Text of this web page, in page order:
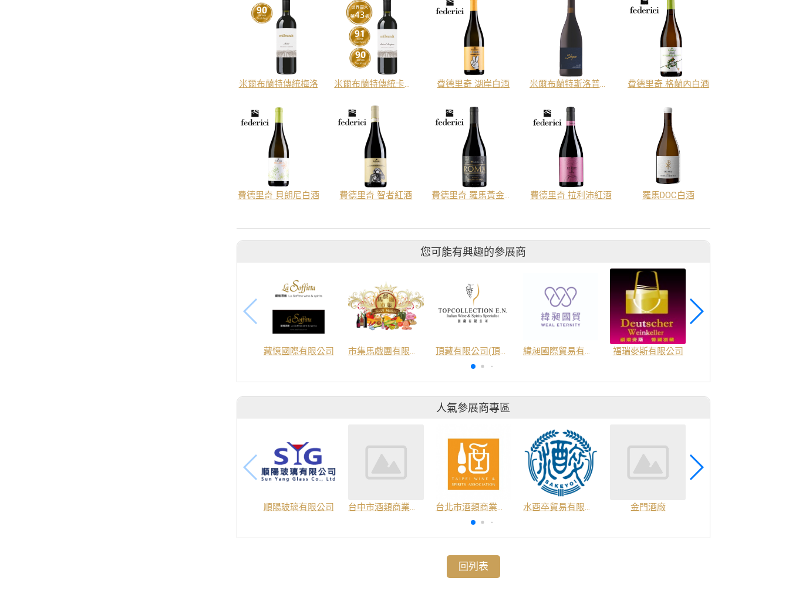
米爾布蘭特傳統梅洛 米爾布蘭特傳統卡本內蘇維翁 費德里奇 湖岸白酒 米爾布蘭特斯洛普席哈 費德里奇 格蘭內白酒
費德里奇 貝朗尼白酒 費德里奇 智者紅酒 費德里奇 羅馬黃金紅酒 費德里奇 拉利沛紅酒 羅馬DOC白酒
您可能有興趣的參展商
藏憶國際有限公司 市集馬戲團有限公司 頂藏有限公司(頂藏葡萄酒) 緯昶國際貿易有限公司 福瑞麥斯有限公司
人氣參展商專區
順陽玻璃有限公司 台中市酒類商業同業公會 台北市酒類商業同業公會 水酉卒貿易有限公司 金門酒廠
回列表